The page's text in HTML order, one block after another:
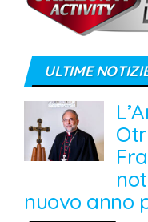
ULTIME
nuovo anno